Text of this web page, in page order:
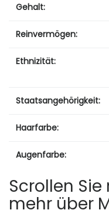
Gehalt:
Reinvermögen:
Ethnizität:
Staatsangehörigkeit:
Haarfarbe:
Augenfarbe:
Scrollen
mehr über